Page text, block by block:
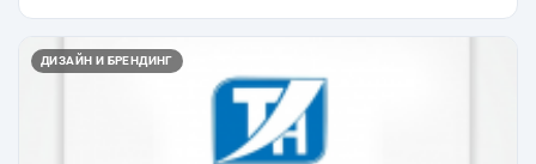
ДИЗАЙН И БРЕНДИНГ